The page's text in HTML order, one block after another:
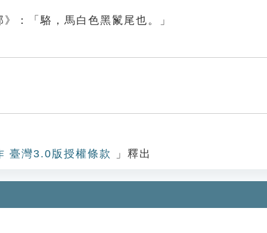
：「駱，馬白色黑鬣尾也。」
臺灣3.0版授權條款 」釋出